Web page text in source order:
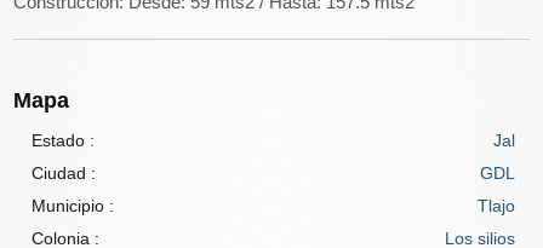
Mapa
Estado :
Jal
Ciudad :
GDL
Municipio :
Tlajo
Colonia :
Los silios